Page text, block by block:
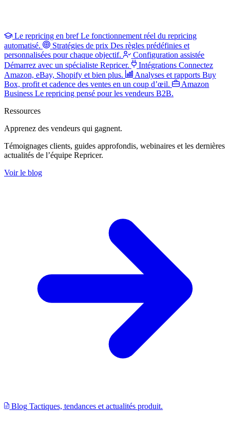
Le repricing en bref Le fonctionnement réel du repricing
automatisé.
Stratégies de prix Des règles prédéfinies et
personnalisées pour chaque objectif.
Configuration assistée
Démarrez avec un spécialiste Repricer.
Intégrations Connectez
Amazon, eBay, Shopify et bien plus.
Analyses et rapports Buy
Box, profit et cadence des ventes en un coup d’œil.
Amazon
Business Le repricing pensé pour les vendeurs B2B.
Ressources
Apprenez des vendeurs qui gagnent.
Témoignages clients, guides approfondis, webinaires et les dernières
actualités de l’équipe Repricer.
Voir le blog
Blog Tactiques, tendances et actualités produit.